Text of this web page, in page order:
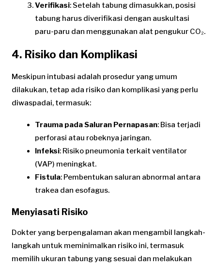
Verifikasi: Setelah tabung dimasukkan, posisi
tabung harus diverifikasi dengan auskultasi
paru-paru dan menggunakan alat pengukur CO₂.
4. Risiko dan Komplikasi
Meskipun intubasi adalah prosedur yang umum
dilakukan, tetap ada risiko dan komplikasi yang perlu
diwaspadai, termasuk:
Trauma pada Saluran Pernapasan: Bisa terjadi
perforasi atau robeknya jaringan.
Infeksi: Risiko pneumonia terkait ventilator
(VAP) meningkat.
Fistula: Pembentukan saluran abnormal antara
trakea dan esofagus.
Menyiasati Risiko
Dokter yang berpengalaman akan mengambil langkah-
langkah untuk meminimalkan risiko ini, termasuk
memilih ukuran tabung yang sesuai dan melakukan